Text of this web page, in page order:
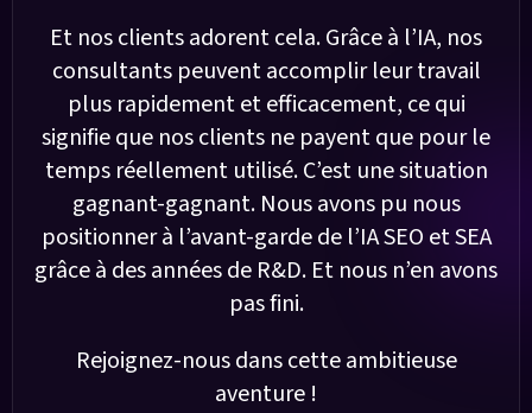
Et nos clients adorent cela. Grâce à l’IA, nos
consultants peuvent accomplir leur travail
plus rapidement et efficacement, ce qui
signifie que nos clients ne payent que pour le
temps réellement utilisé. C’est une situation
gagnant-gagnant. Nous avons pu nous
positionner à l’avant-garde de l’IA SEO et SEA
grâce à des années de R&D. Et nous n’en avons
pas fini.
Rejoignez-nous dans cette ambitieuse
aventure !